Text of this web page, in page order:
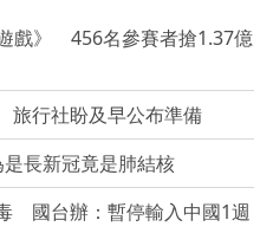
戲》 456名參賽者搶1.37億
旅行社盼及早公布準備
長新冠竟是肺結核
國台辦：暫停輸入中國1週